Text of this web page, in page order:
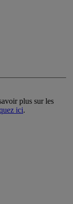
plus sur les
ici.